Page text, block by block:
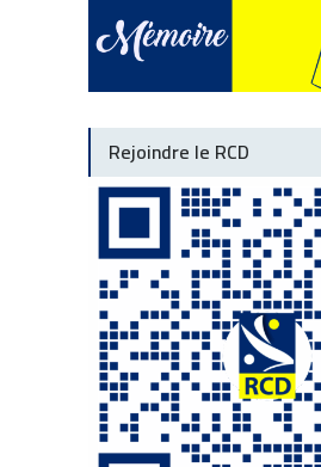
Rejoindre le RCD